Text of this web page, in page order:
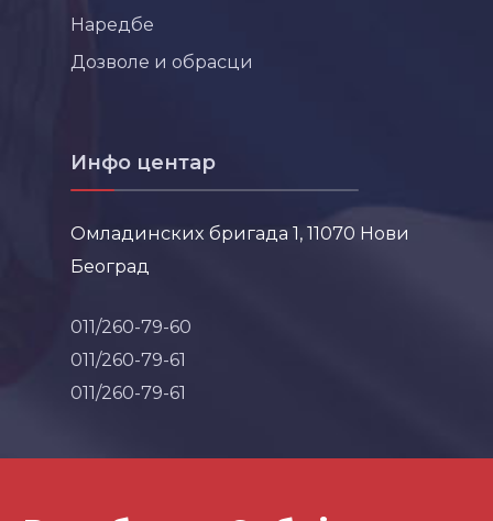
Наредбе
Дозволе и обрасци
Инфо центар
Омладинских бригада 1, 11070 Нови
Београд
011/260-79-60
011/260-79-61
011/260-79-61